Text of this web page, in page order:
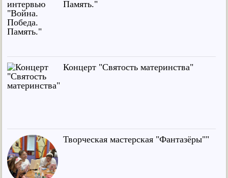
Память."
Концерт "Святость материнства"
Творческая мастерская "Фантазёры""